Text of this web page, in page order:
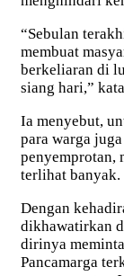
“Sebulan
membuat
berkeliaran di
siang hari,”
Ia menyebut,
para warga
penyemprotan,
terlihat banyak.
Dengan
dikhawatirkan
dirinya
Pancamarga